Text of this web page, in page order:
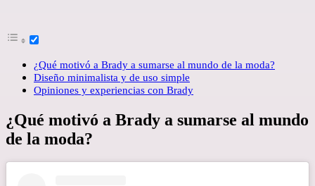
¿Qué motivó a Brady a sumarse al mundo de la moda?
Diseño minimalista y de uso simple
Opiniones y experiencias con Brady
¿Qué motivó a Brady a sumarse al mundo
de la moda?